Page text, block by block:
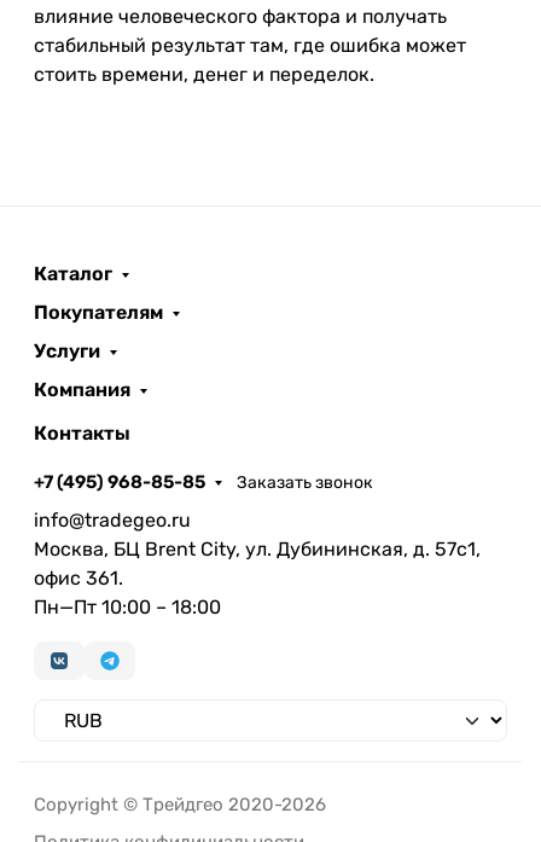
влияние человеческого фактора и получать
стабильный результат там, где ошибка может
стоить времени, денег и переделок.
Каталог
Покупателям
Услуги
Компания
Контакты
+7 (495) 968-85-85 Заказать звонок
info@tradegeo.ru
Москва, БЦ Brent City, ул. Дубининская, д. 57с1,
офис 361.
Пн—Пт 10:00 – 18:00
Copyright © Трейдгео 2020-2026